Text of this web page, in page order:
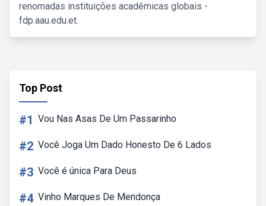
renomadas instituições acadêmicas globais -
fdp.aau.edu.et.
Top Post
#1 Vou Nas Asas De Um Passarinho
#2 Você Joga Um Dado Honesto De 6 Lados
#3 Você é única Para Deus
#4 Vinho Marques De Mendonça